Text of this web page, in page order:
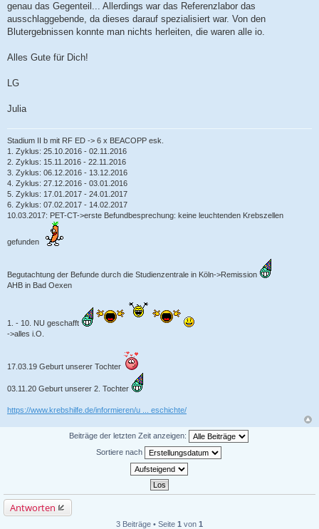
genau das Gegenteil... Allerdings war das Referenzlabor das
ausschlaggebende, da dieses darauf spezialisiert war. Von den
Blutergebnissen konnte man nichts herleiten, die waren alle io.
Alles Gute für Dich!
LG
Julia
Stadium II b mit RF ED -> 6 x BEACOPP esk.
1. Zyklus: 25.10.2016 - 02.11.2016
2. Zyklus: 15.11.2016 - 22.11.2016
3. Zyklus: 06.12.2016 - 13.12.2016
4. Zyklus: 27.12.2016 - 03.01.2016
5. Zyklus: 17.01.2017 - 24.01.2017
6. Zyklus: 07.02.2017 - 14.02.2017
10.03.2017: PET-CT->erste Befundbesprechung: keine leuchtenden Krebszellen
gefunden
Begutachtung der Befunde durch die Studienzentrale in Köln->Remission
AHB in Bad Oexen
1. - 10. NU geschafft
->alles i.O.
17.03.19 Geburt unserer Tochter
03.11.20 Geburt unserer 2. Tochter
https://www.krebshilfe.de/informieren/u ... eschichte/
Beiträge der letzten Zeit anzeigen:
Sortiere nach
Antworten
3 Beiträge • Seite 1 von 1